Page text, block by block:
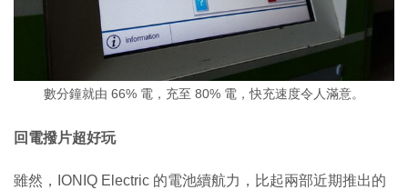
數分鐘就由 66% 電，充至 80% 電，快充速度令人滿意。
回電撥片超好玩
雖然，IONIQ Electric 的電池續航力，比起兩部近期推出的